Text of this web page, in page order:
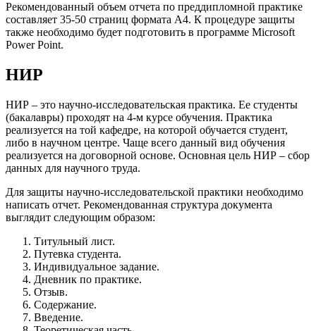
Рекомендованный объем отчета по преддипломной практике
составляет 35-50 страниц формата А4. К процедуре защиты
также необходимо будет подготовить в программе Microsoft
Power Point.
НИР
НИР – это научно-исследовательская практика. Ее студенты
(бакалавры) проходят на 4-м курсе обучения. Практика
реализуется на той кафедре, на которой обучается студент,
либо в научном центре. Чаще всего данный вид обучения
реализуется на договорной основе. Основная цель НИР – сбор
данных для научного труда.
Для защиты научно-исследовательской практики необходимо
написать отчет. Рекомендованная структура документа
выглядит следующим образом:
Титульный лист.
Путевка студента.
Индивидуальное задание.
Дневник по практике.
Отзыв.
Содержание.
Введение.